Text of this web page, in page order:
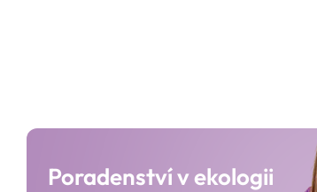
Poradenství v ekologii